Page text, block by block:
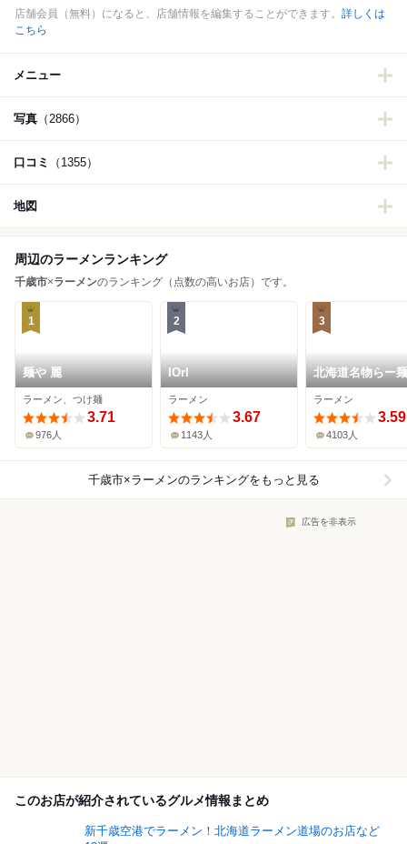
店舗会員（無料）になると、店舗情報を編集することができます。 詳しくは
こちら
メニュー
写真 （2866）
口コミ （1355）
地図
周辺のラーメンランキング
千歳市×ラーメンのランキング（点数の高いお店）です。
1
麺や 麗
ラーメン、つけ麺
3.71
976人
2
IOrI
ラーメン
3.67
1143人
3
北海道名物らー
びそば一幻 新千
港店
ラーメン
3.59
4103人
千歳市×ラーメンのランキングをもっと見る
広告を非表示
このお店が紹介されているグルメ情報まとめ
新千歳空港でラーメン！北海道ラーメン道場のお店など